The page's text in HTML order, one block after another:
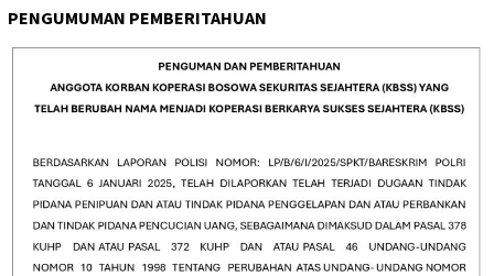
PENGUMUMAN PEMBERITAHUAN